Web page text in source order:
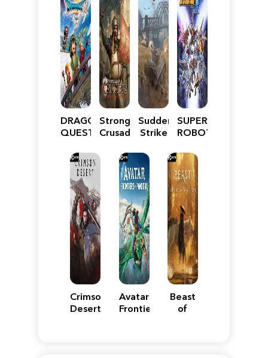
DRAGON
QUEST
Reimagined
Stronghold
Crusader:
Edition
Sudden
Strike
SUPER
ROBOT
Y
Crimson
Desert
Avatar:
Frontiers
Beast
of